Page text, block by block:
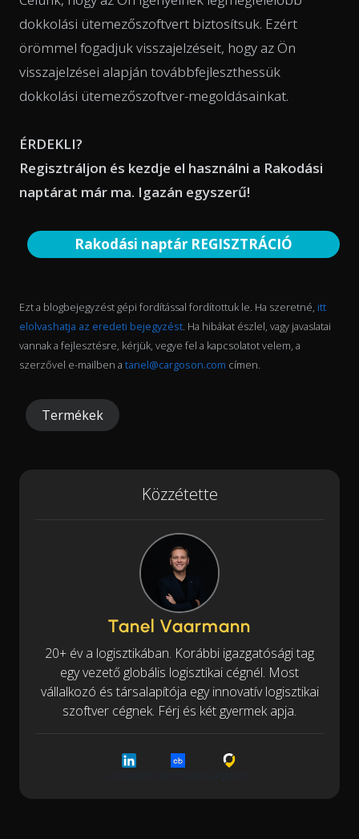
dokkolási ütemezőszoftvert biztosítsuk. Ezért
örömmel fogadjuk visszajelzéseit, hogy az Ön
visszajelzései alapján továbbfejleszthessük
dokkolási ütemezőszoftver-megoldásainkat.
ÉRDEKLI?
Regisztráljon és kezdje el használni a Rakodási
naptárat már ma. Igazán egyszerű!
Rakodási naptár REGISZTRÁCIÓ
Ezt a blogbejegyzést gépi fordítással fordítottuk le. Ha szeretné, itt
elolvashatja az eredeti bejegyzést. Ha hibákat észlel, vagy javaslatai
vannak a fejlesztésre, kérjük, vegye fel a kapcsolatot velem, a
szerzővel e-mailben a tanel@cargoson.com címen.
Termékek
Közzétette
Tanel Vaarmann
20+ év a logisztikában. Korábbi igazgatósági tag
egy vezető globális logisztikai cégnél. Most
vállalkozó és társalapítója egy innovatív logisztikai
szoftver cégnek. Férj és két gyermek apja.